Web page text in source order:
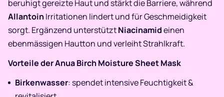
beruhigt gereizte Haut und stärkt die Barriere, während
Allantoin Irritationen lindert und für Geschmeidigkeit
sorgt. Ergänzend unterstütztNiacinamideinen
ebenmässigen Hautton und verleiht Strahlkraft.
Vorteile der Anua Birch Moisture Sheet Mask
Birkenwasser: spendet intensive Feuchtigkeit &